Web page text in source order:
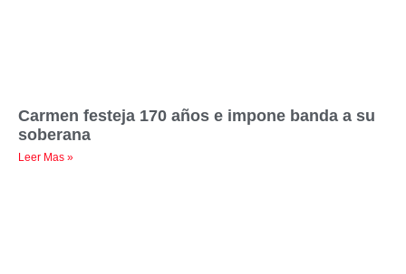
Carmen festeja 170 años e impone banda a su
soberana
Leer Mas »